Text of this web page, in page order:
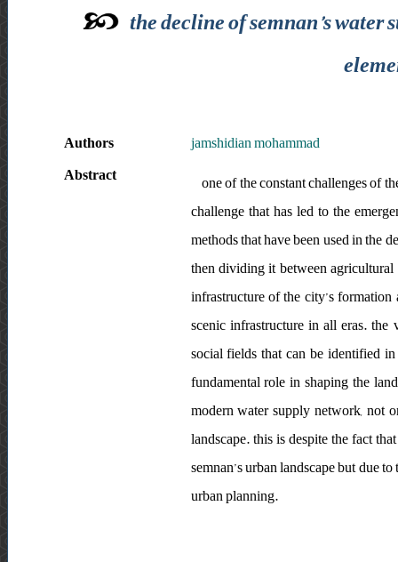
the decline of semnan’s
Authors
jamshidian mohammad
Abstract
one of the constant challenges of
challenge that has led to the
methods that have been used in the
then dividing it between
infrastructure of the city’s
scenic infrastructure in all eras.
social fields that can be identified
fundamental role in shaping the
modern water supply network, not
landscape. this is despite the fact
semnan’s urban landscape but due
urban planning.